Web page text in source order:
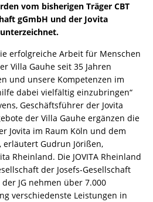
vom bisherigen Träger CBT
gGmbH und der Jovita
erfolgreiche Arbeit für Menschen
Villa Gauhe seit 35 Jahren
und unsere Kompetenzen im
dabei vielfältig einzubringen“
Geschäftsführer der Jovita
der Villa Gauhe ergänzen die
Jovita im Raum Köln und dem
erläutert Gudrun Jörißen,
Rheinland. Die JOVITA Rheinland
der Josefs-Gesellschaft
JG nehmen über 7.000
verschiedenste Leistungen in